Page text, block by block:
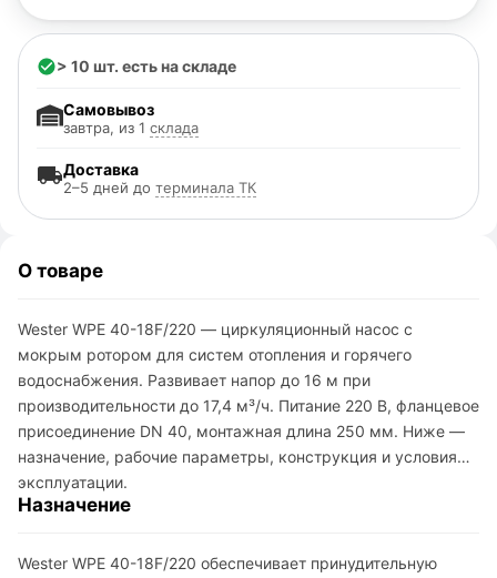
> 10 шт. есть на складе
Доставка
2–5 дней до терминала ТК
Самовывоз
завтра, из 1 склада
О товаре
Wester WPE 40-18F/220 — циркуляционный насос с
мокрым ротором для систем отопления и горячего
водоснабжения. Развивает напор до 16 м при
производительности до 17,4 м³/ч. Питание 220 В, фланцевое
присоединение DN 40, монтажная длина 250 мм. Ниже —
назначение, рабочие параметры, конструкция и условия
эксплуатации.
Назначение
Wester WPE 40-18F/220 обеспечивает принудительную